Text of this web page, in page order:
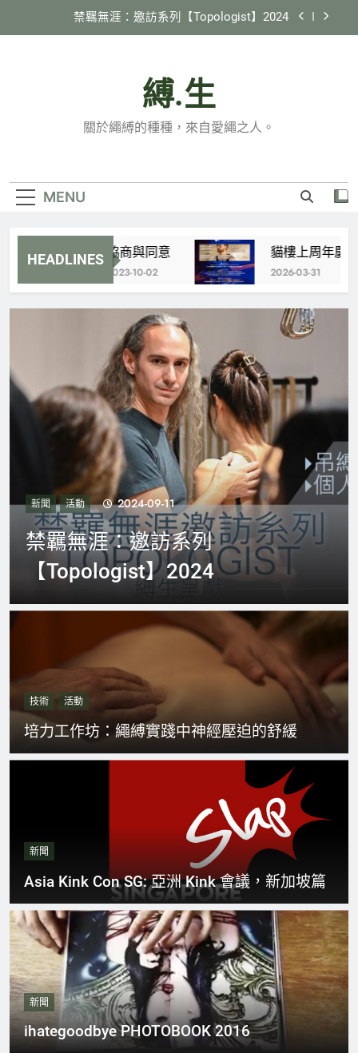
禁羈無涯：邀訪系列【Topologist】2024
《縛生講座》#22 日本繩縛社群跑跳生存報告
貓樓上周年慶 特別企劃 X 國際邀約計劃
【Tamandua】
縛.生
關於繩縛的種種，來自愛繩之人。
MENU
HEADLINES協商與同意
2023-10-02
貓樓上周年慶 特
2026-03-31
新聞 活動 2024-09-11
禁羈無涯：邀訪系列
【Topologist】2024
技術 活動
培力工作坊：繩縛實踐中神經壓迫的舒緩
新聞
Asia Kink Con SG: 亞洲 Kink 會議，新加坡篇
新聞
ihategoodbye PHOTOBOOK 2016